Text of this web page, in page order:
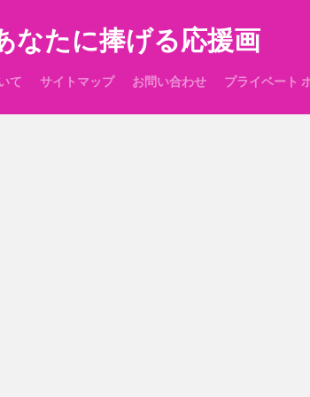
なたに捧げる応援画
て サイトマップ お問い合わせ プライベート